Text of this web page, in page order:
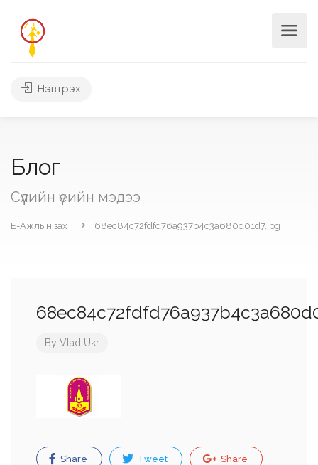
Нэвтрэх
Блог
Сүүлийн үеийн мэдээ
Е-Ажлын зах 68ec84c72fdfd76a937b4c3a680d01d7.jpg
By Vlad Ukr
Share Tweet Share